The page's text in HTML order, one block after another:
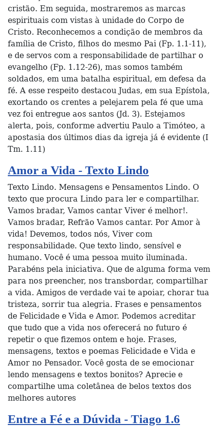
cristão. Em seguida, mostraremos as marcas
espirituais com vistas à unidade do Corpo de
Cristo. Reconhecemos a condição de membros da
família de Cristo, filhos do mesmo Pai (Fp. 1.1-11),
e de servos com a responsabilidade de partilhar o
evangelho (Fp. 1.12-26), mas somos também
soldados, em uma batalha espiritual, em defesa da
fé. A esse respeito destacou Judas, em sua Epístola,
exortando os crentes a pelejarem pela fé que uma
vez foi entregue aos santos (Jd. 3). Estejamos
alerta, pois, conforme advertiu Paulo a Timóteo, a
apostasia dos últimos dias da igreja já é evidente (I
Tm. 1.11)
Amor a Vida - Texto Lindo
Texto Lindo. Mensagens e Pensamentos Lindo. O
texto que procura Lindo para ler e compartilhar.
Vamos bradar, Vamos cantar Viver é melhor!.
Vamos bradar, Refrão Vamos cantar. Por Amor à
vida! Devemos, todos nós, Viver com
responsabilidade. Que texto lindo, sensível e
humano. Você é uma pessoa muito iluminada.
Parabéns pela iniciativa. Que de alguma forma vem
para nos preencher, nos transbordar, compartilhar
a vida. Amigos de verdade vai te apoiar, chorar tua
tristeza, sorrir tua alegria. Frases e pensamentos
de Felicidade e Vida e Amor. Podemos acreditar
que tudo que a vida nos oferecerá no futuro é
repetir o que fizemos ontem e hoje. Frases,
mensagens, textos e poemas Felicidade e Vida e
Amor no Pensador. Você gosta de se emocionar
lendo mensagens e textos bonitos? Aprecie e
compartilhe uma coletânea de belos textos dos
melhores autores
Entre a Fé e a Dúvida - Tiago 1.6